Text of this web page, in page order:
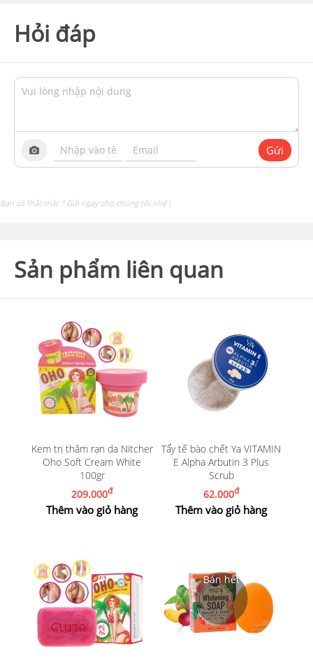
Hỏi đáp
Gửi
Bạn có thắc mắc ? Gửi ngay cho chúng tôi nhé !
Sản phẩm liên quan
Kem trị thâm rạn da Nitcher
Oho Soft Cream White
100gr
209.000đ
Thêm vào giỏ hàng
Tẩy tế bào chết Ya VITAMIN
E Alpha Arbutin 3 Plus
Scrub
62.000đ
Thêm vào giỏ hàng